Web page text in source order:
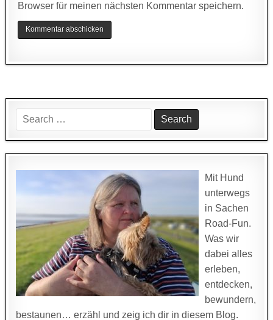
Browser für meinen nächsten Kommentar speichern.
Search
for:
Mit Hund
unterwegs
in Sachen
Road-Fun.
Was wir
dabei alles
erleben,
entdecken,
bewundern,
bestaunen… erzähl und zeig ich dir in diesem Blog.